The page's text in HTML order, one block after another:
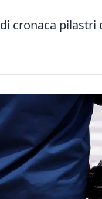
cronaca pilastri